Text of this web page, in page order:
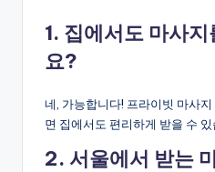
1. 집에서도 마사
요?
네, 가능합니다! 프라이빗 마사
면 집에서도 편리하게 받을 수 있
2. 서울에서 받는